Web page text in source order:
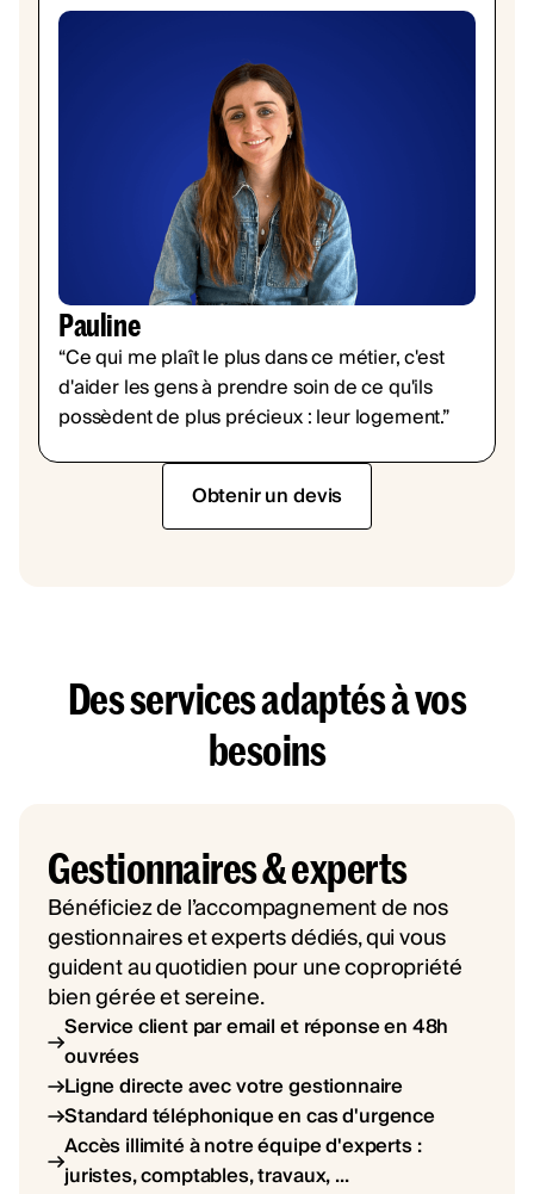
Pauline
“Ce qui me plaît le plus dans ce métier, c'est
d'aider les gens à prendre soin de ce qu'ils
possèdent de plus précieux : leur logement.”
Obtenir un devis
Des services adaptés à vos
besoins
Gestionnaires & experts
Bénéficiez de l’accompagnement de nos
gestionnaires et experts dédiés, qui vous
guident au quotidien pour une copropriété
bien gérée et sereine.
Service client par email et réponse en 48h
ouvrées
Ligne directe avec votre gestionnaire
Standard téléphonique en cas d'urgence
Accès illimité à notre équipe d'experts :
juristes, comptables, travaux, ...